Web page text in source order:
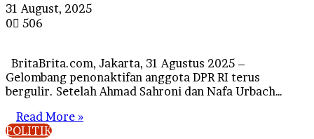
31 August, 2025
0
506
BritaBrita.com, Jakarta, 31 Agustus 2025 –
Gelombang penonaktifan anggota DPR RI terus
bergulir. Setelah Ahmad Sahroni dan Nafa Urbach…
Read More »
POLITIK